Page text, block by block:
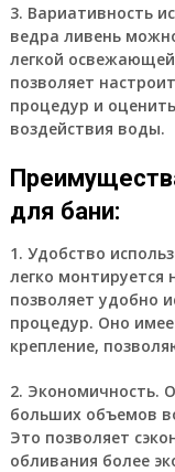
3. Вариативность
ведра ливень
легкой
позволяет
процедур и
воздействия воды.
для бани:
1. Удобство
легко монтируется
позволяет удобно
процедур. Оно
крепление,
2. Экономичность.
больших объемов
Это позволяет
обливания более